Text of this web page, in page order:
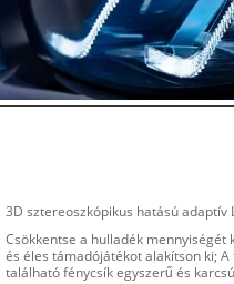
3D sztereoszkópikus hatású adaptív
Csökkentse a hulladék
és éles támadójátékot alakítson ki;
található fénycsík egyszerű és